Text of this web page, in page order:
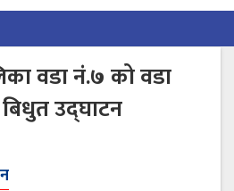
वडा नं.७ को वडा
उद्घाटन